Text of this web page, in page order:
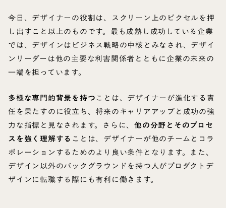
今日、デザイナーの役割は、スクリーン上のピクセルを押
し出すこと以上のものです。最も成熟し成功している企業
では、デザインはビジネス戦略の中核とみなされ、デザイ
ンリーダーは他の主要な利害関係者とともに企業の未来の
一端を担っています。
多様な専門的背景を持つことは、デザイナーが進化する責
任を果たすのに役立ち、将来のキャリアアップと成功の強
力な指標と見なされます。さらに、 他の分野とそのプロセ
スを強く理解する ことは、デザイナーが他のチームとコラ
ボレーションするためのより良い条件となります。また、
デザイン以外のバックグラウンドを持つ人がプロダクトデ
ザインに転職する際にも有利に働きます。